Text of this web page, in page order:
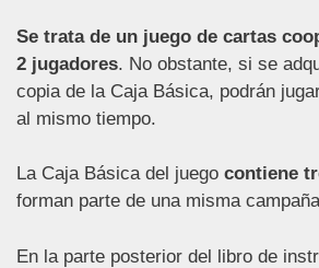
Se trata de un juego de cartas
2 jugadores. No obstante, si se
copia de la Caja Básica, podrán
al mismo tiempo.
La Caja Básica del juego contiene
forman parte de una misma
En la parte posterior del libro de